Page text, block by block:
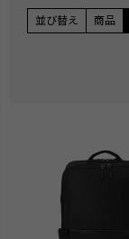
並び替え 商品